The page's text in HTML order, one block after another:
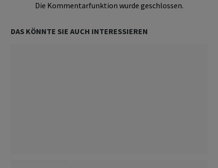
Die Kommentarfunktion wurde geschlossen.
DAS KÖNNTE SIE AUCH INTERESSIEREN